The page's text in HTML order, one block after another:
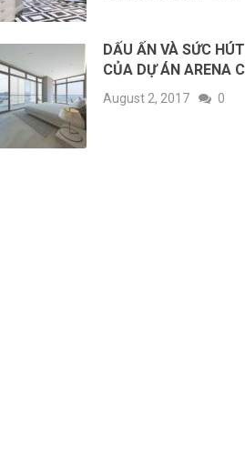
DẤU ẤN VÀ SỨC
CỦA DỰ ÁN ARENA
August 2, 2017 0